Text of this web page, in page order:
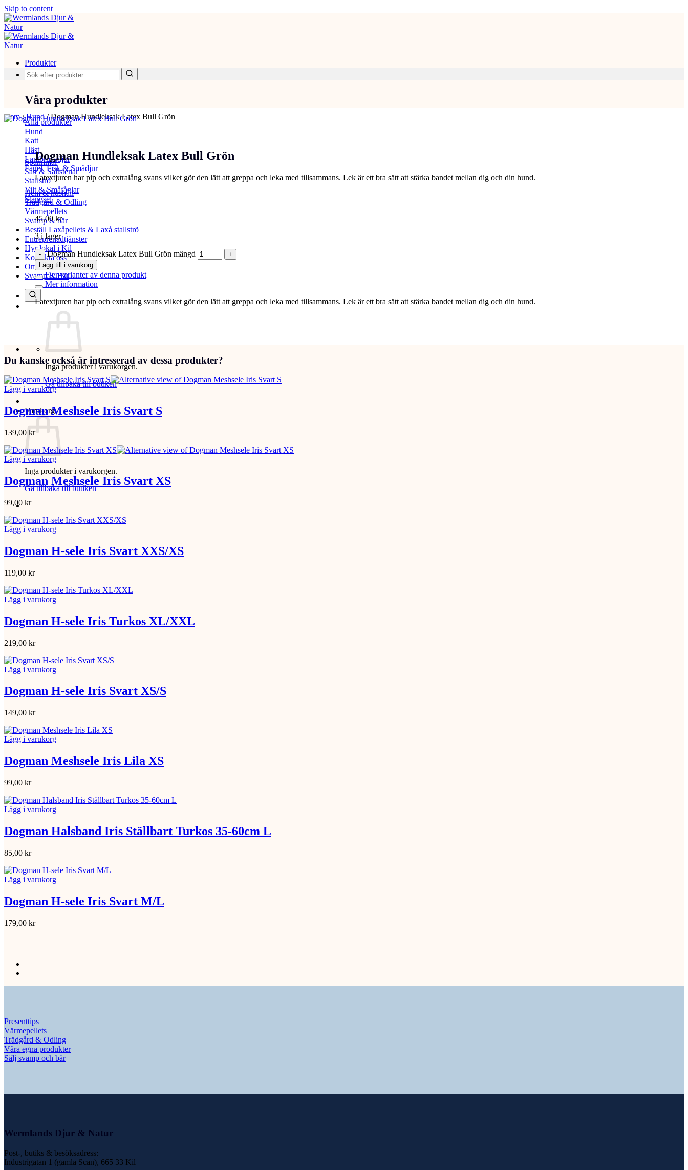
Skip to content
Produkter
Våra produkter
Alla produkter
Hund
Katt
Häst
Lantbruksdjur
Fågel, Fisk & Smådjur
Spannmål
Salt & Saltstenar
Stallströ
Vilt & Småfåglar
Stängsel
Hem & hushåll
Trädgård & Odling
Värmepellets
Svamp & bär
Beställ Laxåpellets & Laxå stallströ
Entreprenadtjänster
Hyr lokal i Kil
Kontakta oss
Om oss
Svamp & Bär
Inga produkter i varukorgen.
Gå tillbaka till butiken
Varukorg
Inga produkter i varukorgen.
Gå tillbaka till butiken
Hem/Hund/Dogman Hundleksak Latex Bull Grön
Dogman Hundleksak Latex Bull Grön
Latextjuren har pip och extralång svans vilket gör den lätt att greppa och leka med tillsammans. Lek är ett bra sätt att stärka bandet mellan dig och din hund.
45,00kr
3 i lager
Dogman Hundleksak Latex Bull Grön mängd
Lägg till i varukorg
Fler varianter av denna produkt
Mer information
Latextjuren har pip och extralång svans vilket gör den lätt att greppa och leka med tillsammans. Lek är ett bra sätt att stärka bandet mellan dig och din hund.
Du kanske också är intresserad av dessa produkter?
Lägg i varukorg
Dogman Meshsele Iris Svart S
139,00 kr
Lägg i varukorg
Dogman Meshsele Iris Svart XS
99,00 kr
Lägg i varukorg
Dogman H-sele Iris Svart XXS/XS
119,00 kr
Lägg i varukorg
Dogman H-sele Iris Turkos XL/XXL
219,00 kr
Lägg i varukorg
Dogman H-sele Iris Svart XS/S
149,00 kr
Lägg i varukorg
Dogman Meshsele Iris Lila XS
99,00 kr
Lägg i varukorg
Dogman Halsband Iris Ställbart Turkos 35-60cm L
85,00 kr
Lägg i varukorg
Dogman H-sele Iris Svart M/L
179,00 kr
Presenttips
Värmepellets
Trädgård & Odling
Våra egna produkter
Sälj svamp och bär
Wermlands Djur & Natur
Post-, butiks & besöksadress:
Industrigatan 1 (gamla Scan), 665 33 Kil